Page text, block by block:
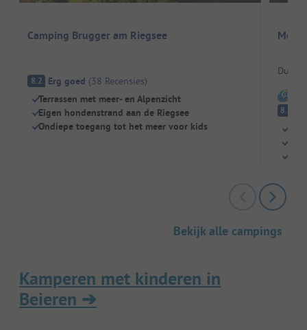
Camping Brugger am Riegsee
8.2 Erg goed (38 Recensies)
Terrassen met meer- en Alpenzicht
Eigen hondenstrand aan de Riegsee
Ondiepe toegang tot het meer voor kids
8.7
Bekijk alle campings
Kamperen met kinderen in
Beieren ➔